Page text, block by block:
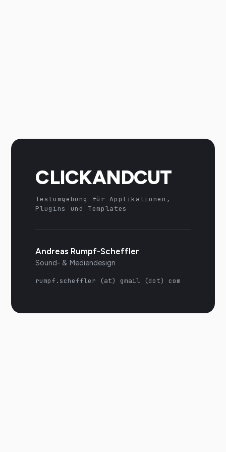
CLICKANDCUT
Testumgebung für Applikationen,
Plugins und Templates
Andreas Rumpf-Scheffler
Sound- & Mediendesign
rumpf.scheffler (at) gmail (dot) com